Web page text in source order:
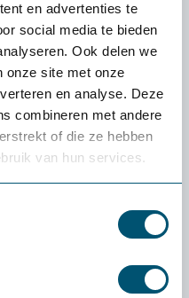
en advertenties te
social media te bieden
Ook delen we
onze site met onze
en analyse. Deze
combineren met andere
of die ze hebben
van hun services.
je